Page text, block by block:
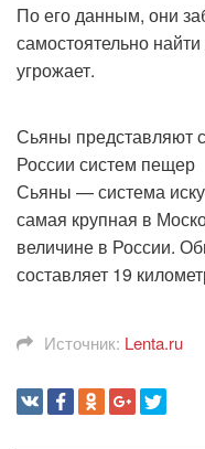
По его данным, они
самостоятельно
угрожает.
Сьяны представляют
России систем пещер
Сьяны — система
самая крупная в
величине в России.
составляет 19
Источник: Lenta.ru